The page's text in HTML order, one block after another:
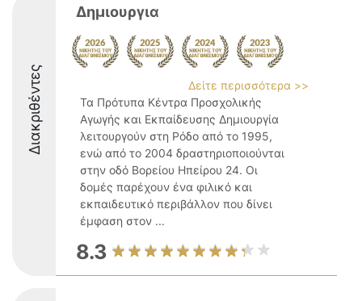
Διακριθέντες
Δημιουργια
Δείτε περισσότερα >>
Τα Πρότυπα Κέντρα Προσχολικής
Αγωγής και Εκπαίδευσης Δημιουργία
λειτουργούν στη Ρόδο από το 1995,
ενώ από το 2004 δραστηριοποιούνται
στην οδό Βορείου Ηπείρου 24. Οι
δομές παρέχουν ένα φιλικό και
εκπαιδευτικό περιβάλλον που δίνει
έμφαση στον ...
8.3